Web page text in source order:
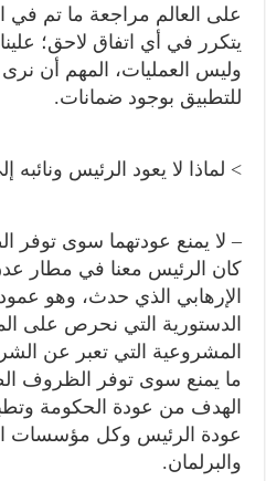
على العالم مراجعة ما تم في
يتكرر في أي اتفاق لاحق؛ علينا
وليس العمليات، المهم أن نرى
للتطبيق بوجود ضمانات.
> لماذا لا يعود الرئيس
– لا يمنع عودتهما سوى توفر
كان الرئيس معنا في مطار
الإرهابي الذي حدث، وهو
الدستورية التي نحرص على
المشروعية التي تعبر عن
ما يمنع سوى توفر الظروف
الهدف من عودة الحكومة
عودة الرئيس وكل مؤسسات
والبرلمان.